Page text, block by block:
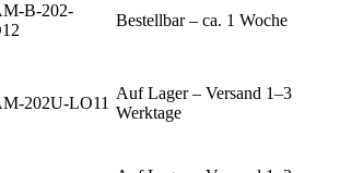
B-202-
Bestellbar – ca. 1 Woche
202U-LO11
Auf Lager – Versand 1–3
Werktage